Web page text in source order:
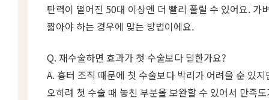
탄력이 떨어진 50대 이상엔 더 빨리 풀릴 수 있어요. 가
짧아야 하는 경우에 맞는 방법이에요.
Q. 재수술하면 효과가 첫 수술보다 덜한가요?
A. 흉터 조직 때문에 첫 수술보다 박리가 어려울 순 있
오히려 첫 수술 때 놓친 부분을 보완할 수 있어서 만족